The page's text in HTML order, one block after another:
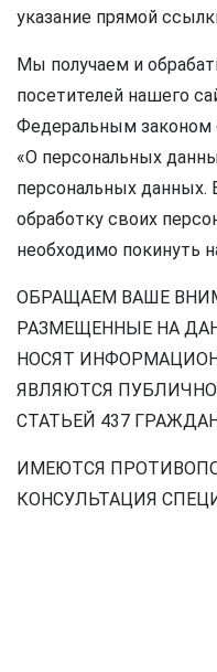
указание прямой
Мы получаем и
посетителей нашего
Федеральным законом
«О персональных
персональных данных.
обработку своих
необходимо покинуть
ОБРАЩАЕМ ВАШЕ
РАЗМЕЩЕННЫЕ НА
НОСЯТ
ЯВЛЯЮТСЯ
СТАТЬЕЙ 437
ИМЕЮТСЯ
КОНСУЛЬТАЦИЯ